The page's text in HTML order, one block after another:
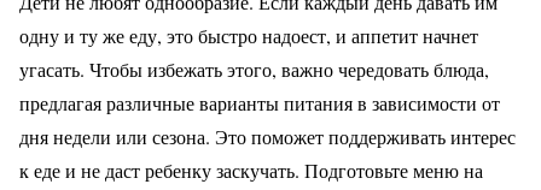
одну и ту же еду, это быстро надоест, и аппетит начнет
угасать. Чтобы избежать этого, важно чередовать блюда,
предлагая различные варианты питания в зависимости от
дня недели или сезона. Это поможет поддерживать интерес
к еде и не даст ребенку заскучать. Подготовьте меню на